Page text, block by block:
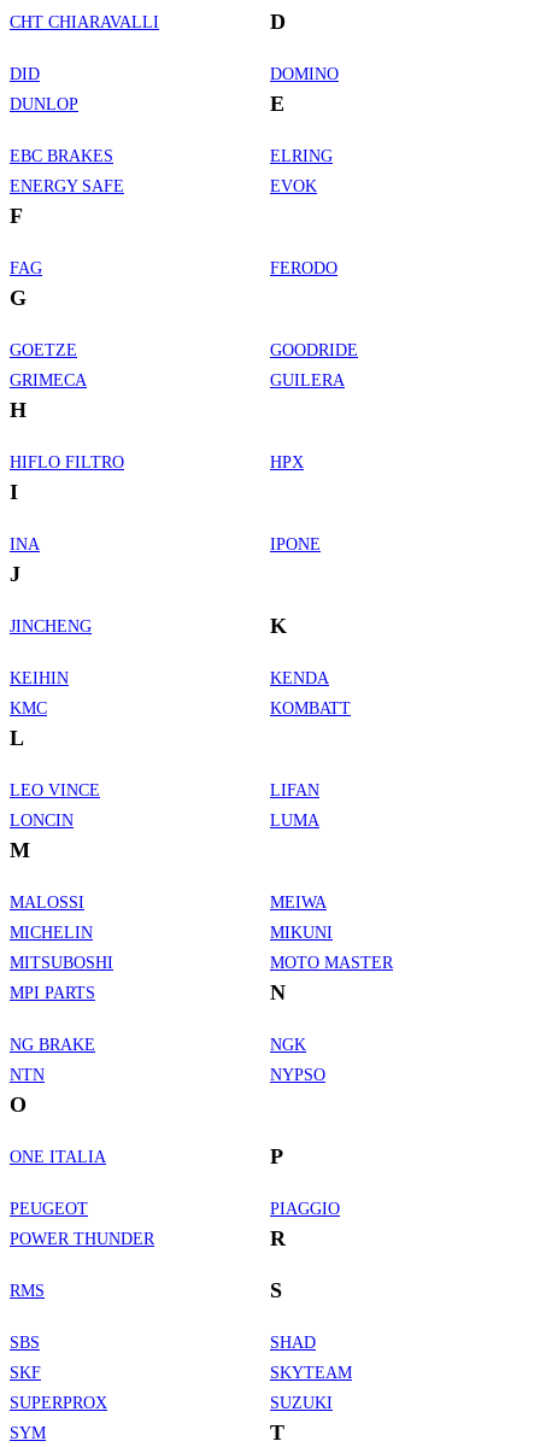
CHT CHIARAVALLI D
DID
DOMINO
DUNLOP
E
EBC BRAKES
ELRING
ENERGY SAFE
EVOK
F
FAG FERODO
G
GOETZE
GOODRIDE
GRIMECA
GUILERA
H
HIFLO FILTRO HPX
I
INA IPONE
J
JINCHENG K
KEIHIN
KENDA
KMC
KOMBATT
L
LEO VINCE
LIFAN
LONCIN
LUMA
M
MALOSSI
MEIWA
MICHELIN
MIKUNI
MITSUBOSHI
MOTO MASTER
MPI PARTS
N
NG BRAKE
NGK
NTN
NYPSO
O
ONE ITALIA P
PEUGEOT
PIAGGIO
POWER THUNDER
R
RMS S
SBS
SHAD
SKF
SKYTEAM
SUPERPROX
SUZUKI
SYM
T